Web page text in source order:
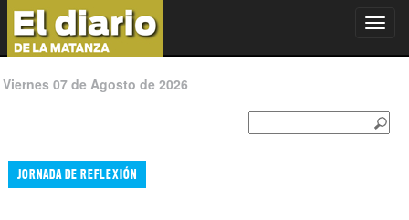
Viernes 07 de Agosto de 2026
JORNADA DE REFLEXIÓN